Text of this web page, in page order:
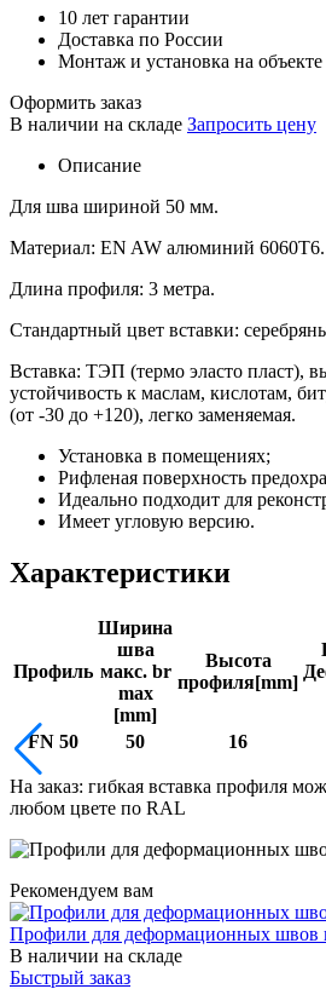
10 лет гарантии
Доставка по России
Монтаж и установка на объекте
Оформить заказ
В наличии на складе Запросить цену
Описание
Для шва шириной 50 мм.
Материал: EN AW алюминий 6060T6.
Длина профиля: 3 метра.
Стандартный цвет вставки:
Вставка: ТЭП (термо эласто пласт),
устойчивость к маслам, кислотам,
(от -30 до +120), легко заменяемая.
Установка в помещениях;
Рифленая поверхность
Идеально подходит для
Имеет угловую версию.
Характеристики
Профиль
Ширина
шва
макс. br
max
[mm]
Высота
профиля[mm]
FN 50 50 16
На заказ: гибкая вставка профиля
любом цвете по RAL
Рекомендуем вам
Профили для деформационных швов
В наличии на складе
Быстрый заказ